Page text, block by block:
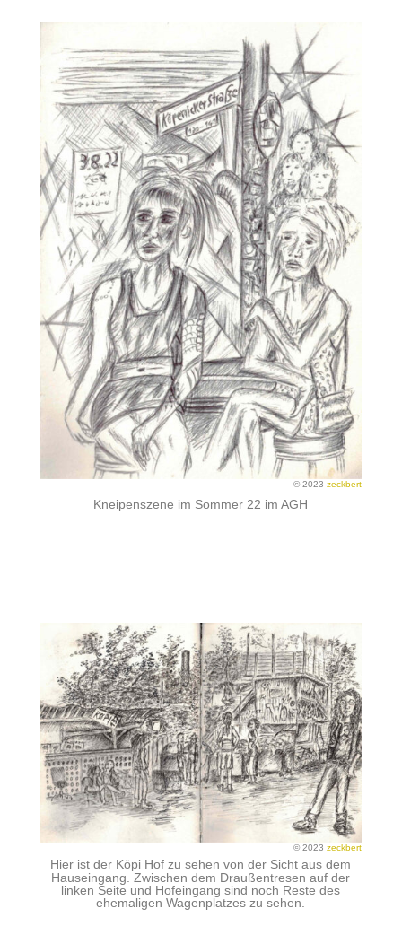
© 2023zeckbert
Kneipenszene im Sommer 22 im AGH
© 2023zeckbert
Hier ist der Köpi Hof zu sehen von der Sicht aus dem
Hauseingang. Zwischen dem Draußentresen auf der
linken Seite und Hofeingang sind noch Reste des
ehemaligen Wagenplatzes zu sehen.